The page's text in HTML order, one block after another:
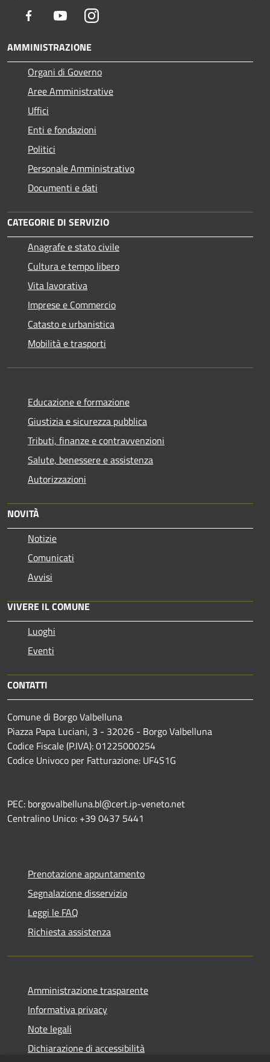
Facebook YoutubeInstagram
AMMINISTRAZIONE
Organi di Governo
Aree Amministrative
Uffici
Enti e fondazioni
Politici
Personale Amministrativo
Documenti e dati
CATEGORIE DI SERVIZIO
Anagrafe e stato civile
Cultura e tempo libero
Vita lavorativa
Imprese e Commercio
Catasto e urbanistica
Mobilità e trasporti
Educazione e formazione
Giustizia e sicurezza pubblica
Tributi, finanze e contravvenzioni
Salute, benessere e assistenza
Autorizzazioni
NOVITÀ
Notizie
Comunicati
Avvisi
VIVERE IL COMUNE
Luoghi
Eventi
CONTATTI
Comune di Borgo Valbelluna
Piazza Papa Luciani, 3 - 32026 - Borgo Valbelluna
Codice Fiscale (P.IVA): 01225000254
Codice Univoco per Fatturazione: UF4S1G
PEC: borgovalbelluna.bl@cert.ip-veneto.net
Centralino Unico: +39 0437 5441
Prenotazione appuntamento
Segnalazione disservizio
Leggi le FAQ
Richiesta assistenza
Amministrazione trasparente
Informativa privacy
Note legali
Dichiarazione di accessibilità